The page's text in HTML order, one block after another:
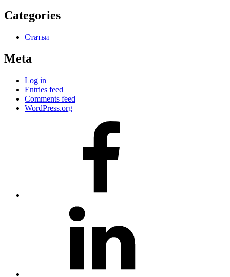
Categories
Статьи
Meta
Log in
Entries feed
Comments feed
WordPress.org